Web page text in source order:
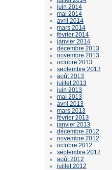
juin 2014
mai 2014
avril 2014
mars 2014
février 2014
janvier 2014
décembre 2013
novembre 2013
octobre 2013
septembre 2013
août 2013
juillet 2013
juin 2013
mai 2013
avril 2013
mars 2013
février 2013
janvier 2013
décembre 2012
novembre 2012
octobre 2012
septembre 2012
août 2012
juillet 2012